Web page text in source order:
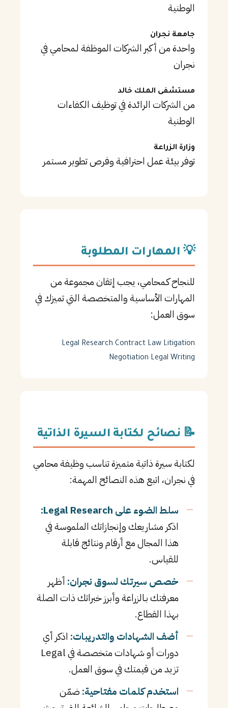
الوطنية
جامعة نجران
واحدة من أكبر الشركات الموظفة لـمحامي في
نجران
مستشفى الملك خالد
من الشركات الرائدة في توظيف الكفاءات
الوطنية
وزارة الزراعة
توفر بيئة عمل احترافية وفرص تطوير مستمر
💡 المهارات المطلوبة
للنجاح كـمحامي، يجب إتقان مجموعة من
المهارات الأساسية والمتخصصة التي تميزك في
سوق العمل:
Legal Research Contract Law Litigation
Negotiation Legal Writing
📝 نصائح لكتابة السيرة الذاتية
لكتابة سيرة ذاتية متميزة تناسب وظيفة محامي
في نجران، اتبع هذه النصائح المهمة:
سلط الضوء على Legal Research:
اذكر مشاريعك وإنجازاتك الملموسة في
هذا المجال مع أرقام ونتائج قابلة
للقياس.
خصص سيرتك لسوق نجران: أظهر
معرفتك بـالزراعة وأبرز خبراتك ذات الصلة
بهذا القطاع.
أضف الشهادات والتدريبات: اذكر أي
دورات أو شهادات متخصصة في Legal
تزيد من قيمتك في سوق العمل.
استخدم كلمات مفتاحية: ضمّن